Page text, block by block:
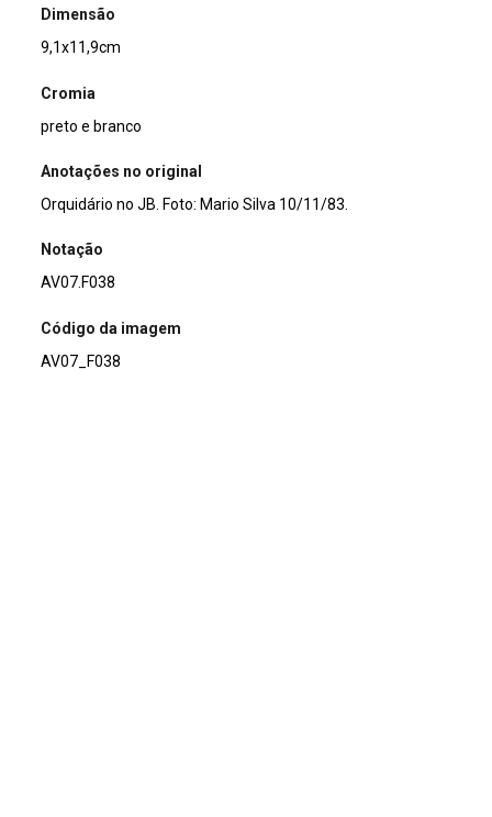
Dimensão
9,1x11,9cm
Cromia
preto e branco
Anotações no original
Orquidário no JB. Foto: Mario Silva 10/11/83.
Notação
AV07.F038
Código da imagem
AV07_F038